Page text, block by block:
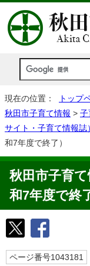
現在の位置： トップ
秋田市子育て情報 > 子
サイト・子育て情報誌）
和7年度で終了）
秋田市子育
和7年度で終
ページ番号1043181